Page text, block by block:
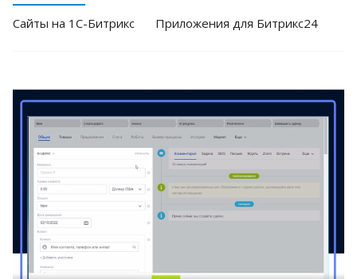
Cайты на 1С-Битрикс Приложения для Битрикс24
Смотреть проект